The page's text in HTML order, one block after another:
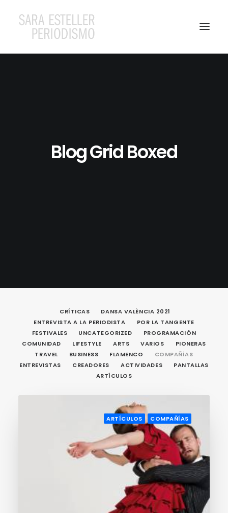
Blog Grid Boxed
CRÍTICAS
DANSA VALÈNCIA 2021
ENTREVISTA A LA PERIODISTA
POR LA TANGENTE
FESTIVALES
UNCATEGORIZED
PROGRAMACIÓN
COMUNIDAD
LIFESTYLE ARTS VARIOS
PIONERAS
TRAVEL
BUSINESS FLAMENCO
COMPAÑÍAS
ENTREVISTAS
CREADORES ACTIVIDADES
PANTALLAS
ARTÍCULOS
ARTÍCULOS COMPAÑÍAS